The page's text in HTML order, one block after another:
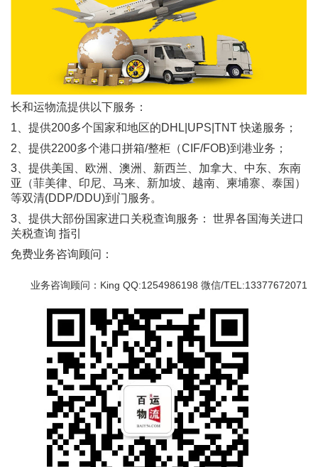
长和运物流提供以下服务：
1、提供200多个国家和地区的DHL|UPS|TNT 快递服务；
2、提供2200多个港口拼箱/整柜（CIF/FOB)到港业务；
3、提供美国、欧洲、澳洲、新西兰、加拿大、中东、东南
亚（菲美律、印尼、马来、新加坡、越南、柬埔寨、泰国）
等双清(DDP/DDU)到门服务。
3、提供大部份国家进口关税查询服务： 世界各国海关进口
关税查询 指引
免费业务咨询顾问：
业务咨询顾问：King QQ:1254986198 微信/TEL:13377672071